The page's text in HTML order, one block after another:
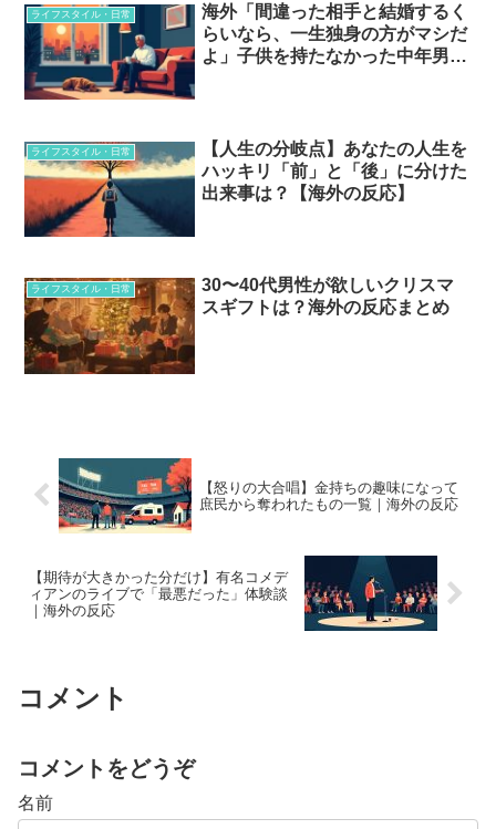
ライフスタイル・日常
海外「間違った相手と結婚するく
らいなら、一生独身の方がマシだ
よ」子供を持たなかった中年男た
ライフスタイル・日常
【人生の分岐点】あなたの人生を
ハッキリ「前」と「後」に分けた
出来事は？【海外の反応】
ライフスタイル・日常
30〜40代男性が欲しいクリスマ
スギフトは？海外の反応まとめ
【怒りの大合唱】金持ちの趣味になって
庶民から奪われたもの一覧｜海外の反応
【期待が大きかった分だけ】有名コメデ
ィアンのライブで「最悪だった」体験談
｜海外の反応
コメント
コメントをどうぞ
名前